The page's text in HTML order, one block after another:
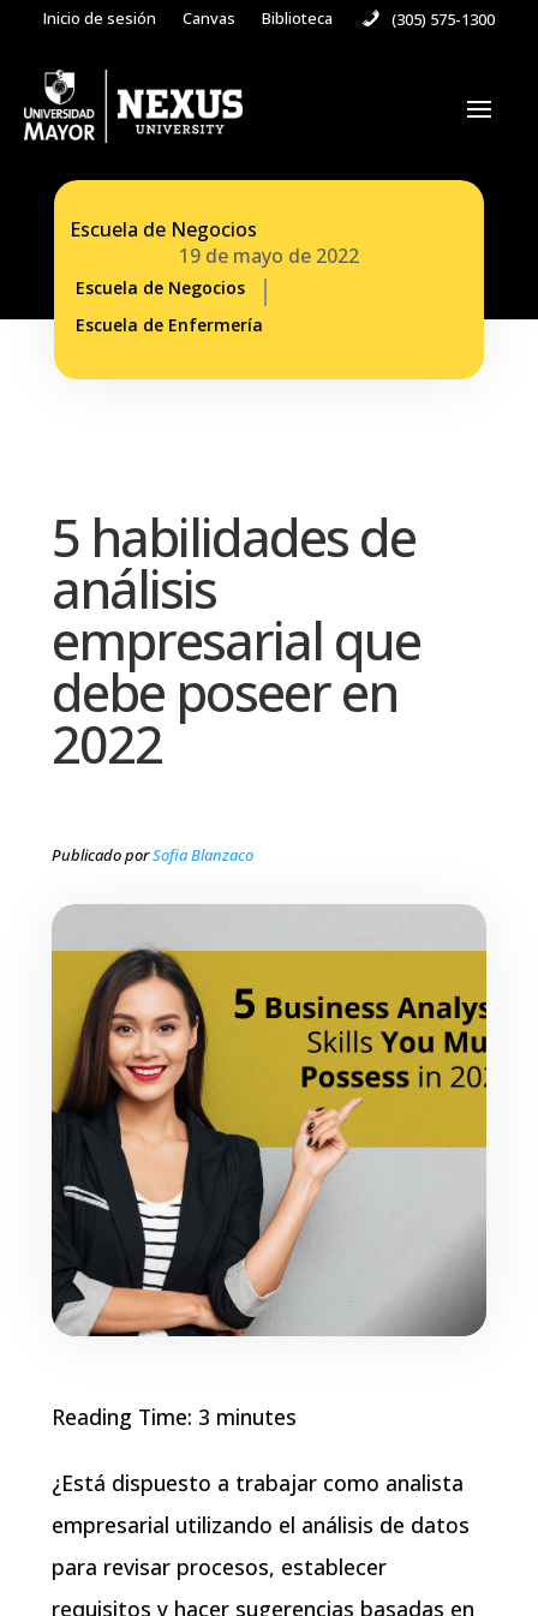
Inicio de sesión Canvas Biblioteca (305) 575-1300
Escuela de Negocios
19 de mayo de 2022
Escuela de Negocios
Escuela de Enfermería
5 habilidades de
análisis
empresarial que
debe poseer en
2022
Publicado porSofia Blanzaco
Reading Time: 3 minutes
¿Está dispuesto a trabajar como analista
empresarial utilizando el análisis de datos
para revisar procesos, establecer
requisitos y hacer sugerencias basadas en